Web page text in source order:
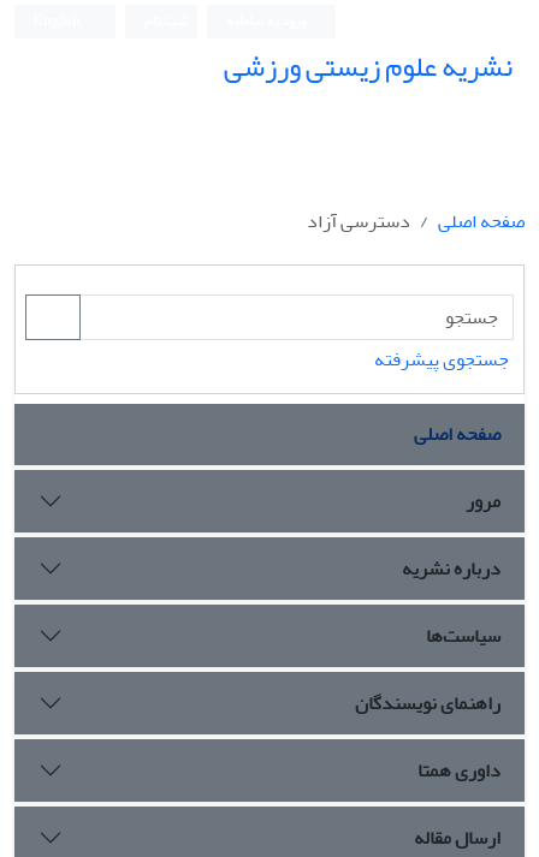
نشریه علوم زیستی ورزشی
صفحه اصلی دسترسی آزاد
جستجوی پیشرفته
صفحه اصلی
مرور
درباره نشریه
سیاست‌ها
راهنمای نویسندگان
داوری همتا
ارسال مقاله